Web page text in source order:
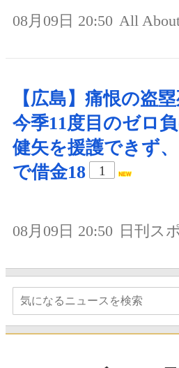
08月09日 20:50 All
【広島】痛恨の盗
今季11度目のゼロ
健矢を援護できず
で借金18
1
08月09日 20:50 日刊ス